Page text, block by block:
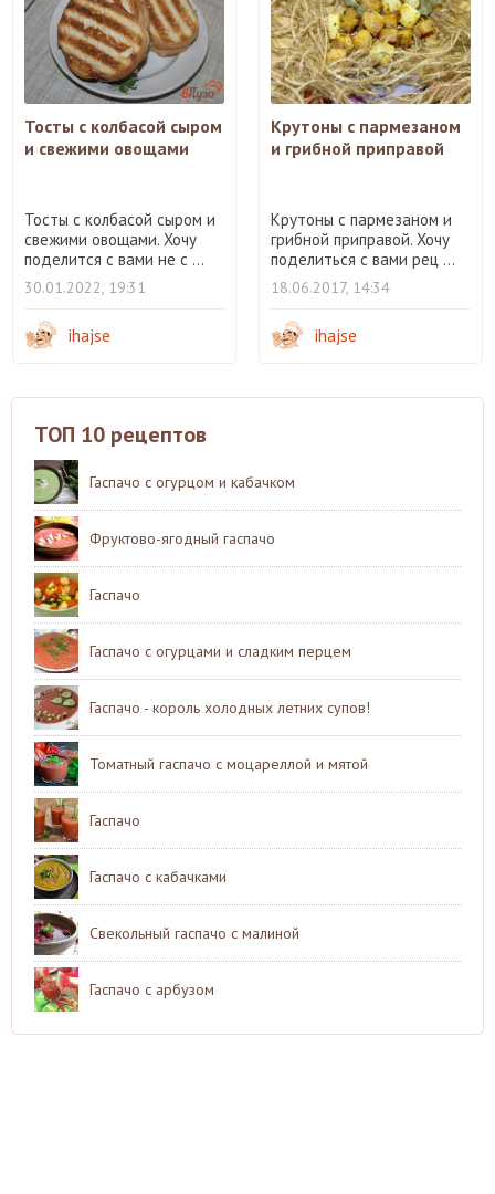
Тосты с колбасой сыром
и свежими овощами
Тосты с колбасой сыром и
свежими овощами. Хочу
поделится с вами не с ...
30.01.2022, 19:31
ihajse
Крутоны с пармезаном
и грибной приправой
Крутоны с пармезаном и
грибной приправой. Хочу
поделиться с вами рец ...
18.06.2017, 14:34
ihajse
ТОП 10 рецептов
Гаспачо с огурцом и кабачком
Фруктово-ягодный гаспачо
Гаспачо
Гаспачо с огурцами и сладким перцем
Гаспачо - король холодных летних супов!
Томатный гаспачо с моцареллой и мятой
Гаспачо
Гаспачо с кабачками
Свекольный гаспачо с малиной
Гаспачо с арбузом